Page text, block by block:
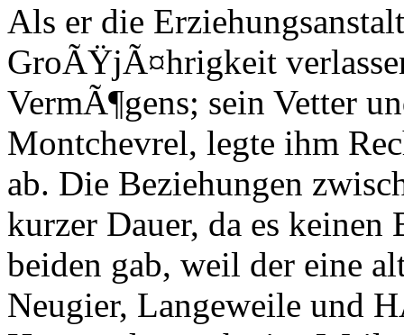
Als er die
GroÃŸjÃ¤hrigkeit
VermÃ¶gens; sein Vetter
Montchevrel, legte ihm
ab. Die Beziehungen
kurzer Dauer, da es
beiden gab, weil der eine
Neugier, Langeweile und